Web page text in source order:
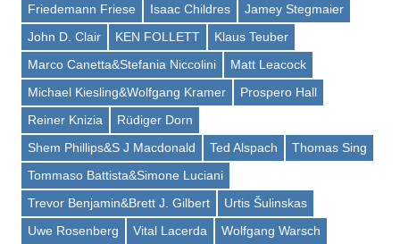
Friedemann Friese
Isaac Childres
Jamey Stegmaier
John D. Clair
KEN FOLLETT
Klaus Teuber
Marco Canetta&Stefania Niccolini
Matt Leacock
Michael Kiesling&Wolfgang Kramer
Prospero Hall
Reiner Knizia
Rüdiger Dorn
Shem Phillips&S J Macdonald
Ted Alspach
Thomas Sing
Tommaso Battista&Simone Luciani
Trevor Benjamin&Brett J. Gilbert
Urtis Šulinskas
Uwe Rosenberg
Vital Lacerda Wolfgang Warsch